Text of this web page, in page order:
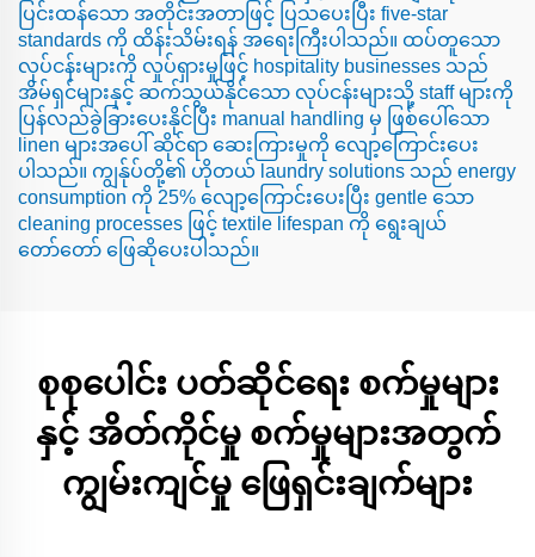
ပြင်းထန်သော အတိုင်းအတာဖြင့် ပြသပေးပြီး five-star
standards ကို ထိန်းသိမ်းရန် အရေးကြီးပါသည်။ ထပ်တူသော
လုပ်ငန်းများကို လှုပ်ရှားမှုဖြင့် hospitality businesses သည်
အိမ်ရှင်များနှင့် ဆက်သွယ်နိုင်သော လုပ်ငန်းများသို့ staff များကို
ပြန်လည်ခွဲခြားပေးနိုင်ပြီး manual handling မှ ဖြစ်ပေါ်သော
linen များအပေါ် ဆိုင်ရာ ဆေးကြားမှုကို လျော့ကြောင်းပေး
ပါသည်။ ကျွန်ုပ်တို့၏ ဟိုတယ် laundry solutions သည် energy
consumption ကို 25% လျော့ကြောင်းပေးပြီး gentle သော
cleaning processes ဖြင့် textile lifespan ကို ရွေးချယ်
တော်တော် ဖြေဆိုပေးပါသည်။
စုစုပေါင်း ပတ်ဆိုင်ရေး စက်မှုများ
နှင့် အိတ်ကိုင်မှု စက်မှုများအတွက်
ကျွမ်းကျင်မှု ဖြေရှင်းချက်များ